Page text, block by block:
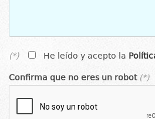
(*) He leído y acepto la
Confirma que no eres un robot (*)